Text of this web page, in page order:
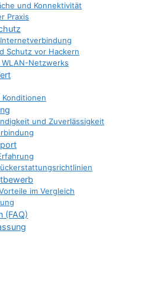
und Konnektivität
Praxis
Schutz vor Hackern
Netzwerks
und Zuverlässigkeit
im Vergleich
(FAQ)